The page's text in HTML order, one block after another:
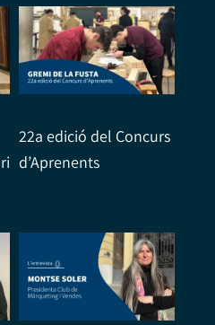
22a edició del Concurs
d’Aprenents